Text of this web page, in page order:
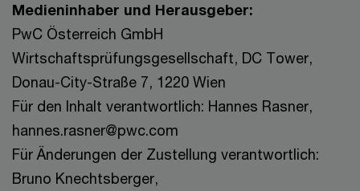
Medieninhaber und Herausgeber:
PwC Österreich GmbH
Wirtschaftsprüfungsgesellschaft, DC Tower,
Donau-City-Straße 7, 1220 Wien
Für den Inhalt verantwortlich: Hannes Rasner,
hannes.rasner@pwc.com
Für Änderungen der Zustellung verantwortlich:
Bruno Knechtsberger,